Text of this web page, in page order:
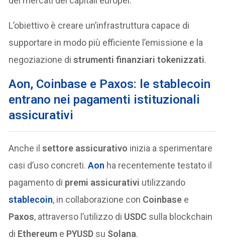
L’obiettivo è creare un’infrastruttura capace di
supportare in modo più efficiente l’emissione e la
negoziazione distrumenti finanziari tokenizzati.
Aon, Coinbase e Paxos: le stablecoin
entrano nei pagamenti istituzionali
assicurativi
Anche ilsettore assicurativo inizia a sperimentare
casi d’uso concreti.Aon ha recentemente testato il
pagamento di premi assicurativi utilizzando
stablecoin, in collaborazione con Coinbase e
Paxos, attraverso l’utilizzo di USDC sulla blockchain
di Ethereum e PYUSD su Solana.